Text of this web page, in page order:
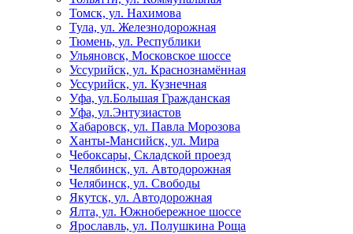
Томск, ул. Нахимова
Тула, ул. Железнодорожная
Тюмень, ул. Республики
Ульяновск, Московское шоссе
Уссурийск, ул. Краснознамённая
Уссурийск, ул. Кузнечная
Уфа, ул.Большая Гражданская
Уфа, ул.Энтузиастов
Хабаровск, ул. Павла Морозова
Ханты-Мансийск, ул. Мира
Чебоксары, Складской проезд
Челябинск, ул. Автодорожная
Челябинск, ул. Свободы
Якутск, ул. Автодорожная
Ялта, ул. Южнобережное шоссе
Ярославль, ул. Полушкина Роща